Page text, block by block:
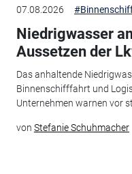
07.08.2026
Niedrigwasser
Aussetzen der
Das anhaltende
Binnenschifffahrt und
Unternehmen warnen vor
von Stefanie Schuhmacher